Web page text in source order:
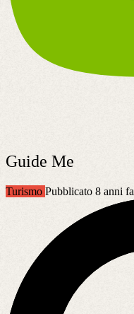
Guide Me
Turismo Pubblicato 8 anni fa